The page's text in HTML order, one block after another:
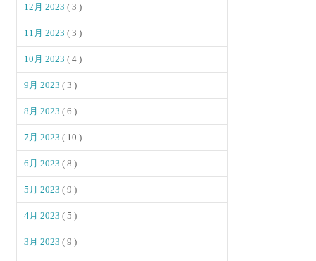
12月 2023( 3 )
11月 2023( 3 )
10月 2023( 4 )
9月 2023( 3 )
8月 2023( 6 )
7月 2023( 10 )
6月 2023( 8 )
5月 2023( 9 )
4月 2023( 5 )
3月 2023( 9 )